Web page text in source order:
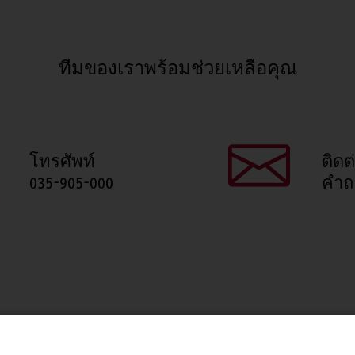
ทีมของเราพร้อมช่วยเหลือคุณ
โทรศัพท์
035-905-000
ติด
คำ